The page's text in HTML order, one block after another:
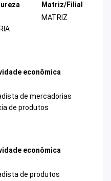
Matriz/Filial
MATRIZ
econômica
de mercadorias
de produtos
econômica
de produtos